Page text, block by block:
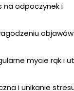
na odpoczynek i
objawów
mycie rąk i
i unikanie